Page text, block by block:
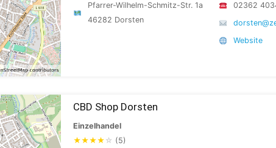
Pfarrer-Wilhelm-Schmitz-Str. 1a
46282 Dorsten
02362
Website
CBD Shop Dorsten
Einzelhandel
★★★★ ☆ (5)